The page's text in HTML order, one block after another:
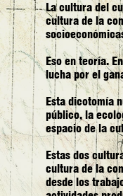
La cultura del
cultura de la
Eso en teoría.
lucha por el
Esta dicotomía
público, la
espacio de la
Estas dos
cultura de la
desde los